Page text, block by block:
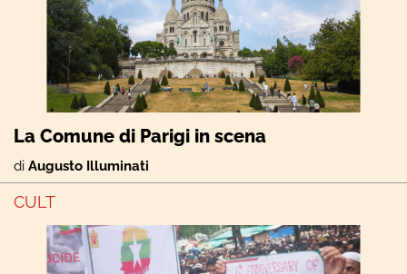
La Comune di Parigi in scena
di Augusto Illuminati
CULT